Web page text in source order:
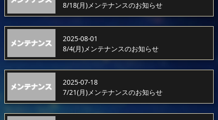
8/18(月)メンテナンスのお知らせ
2025-08-01
8/4(月)メンテナンスのお知らせ
2025-07-18
7/21(月)メンテナンスのお知らせ